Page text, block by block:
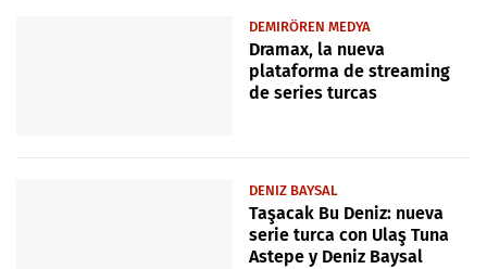
DEMIRÖREN MEDYA
Dramax, la nueva
plataforma de streaming
de series turcas
DENIZ BAYSAL
Taşacak Bu Deniz: nueva
serie turca con Ulaş Tuna
Astepe y Deniz Baysal